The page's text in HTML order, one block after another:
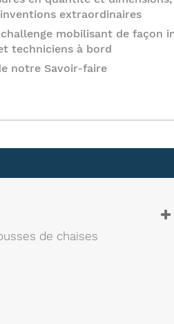
extraordinaires
mobilisant de façon
techniciens à bord
notre Savoir-faire
de chaises